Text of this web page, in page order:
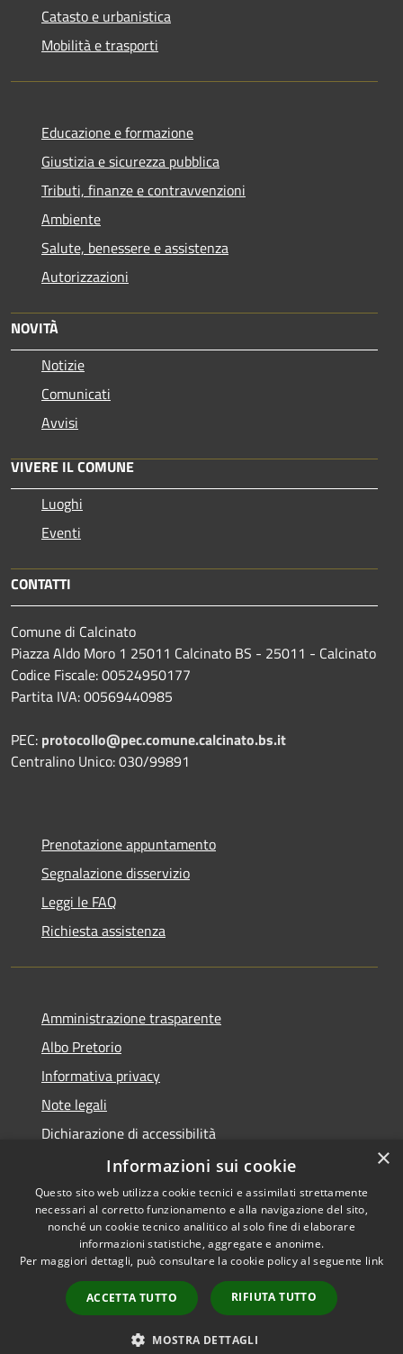
Catasto e urbanistica
Mobilità e trasporti
Educazione e formazione
Giustizia e sicurezza pubblica
Tributi, finanze e contravvenzioni
Ambiente
Salute, benessere e assistenza
Autorizzazioni
NOVITÀ
Notizie
Comunicati
Avvisi
VIVERE IL COMUNE
Luoghi
Eventi
CONTATTI
Comune di Calcinato
Piazza Aldo Moro 1 25011 Calcinato BS - 25011 - Calcinato
Codice Fiscale: 00524950177
Partita IVA: 00569440985
PEC: protocollo@pec.comune.calcinato.bs.it
Centralino Unico: 030/99891
Prenotazione appuntamento
Segnalazione disservizio
Leggi le FAQ
Richiesta assistenza
Amministrazione trasparente
Albo Pretorio
Informativa privacy
Note legali
Dichiarazione di accessibilità
Piano miglioramento sito
RSS
Accessibilità
Copyright © 2026 • Comune di
Municipium•
Accesso
redazione
×
Informazioni sui cookie
Questo sito web utilizza cookie tecnici e assimilati strettamente
necessari al corretto funzionamento e alla navigazione del sito,
nonché un cookie tecnico analitico al solo fine di elaborare
informazioni statistiche, aggregate e anonime.
Per maggiori dettagli, può consultare la cookie policy al seguente link
ACCETTA TUTTO RIFIUTA TUTTO
MOSTRA DETTAGLI